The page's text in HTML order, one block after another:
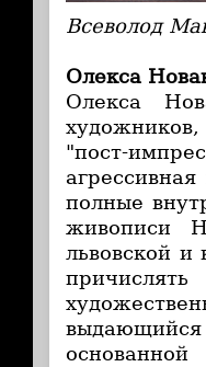
Всеволод
Олекса
Олекса
"пост-
полные
живописи
львовской